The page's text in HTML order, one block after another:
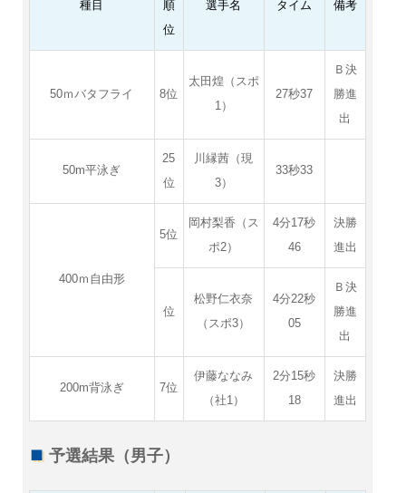
種目
順
位
選手名 タイム 備考
50ｍバタフライ 8位
太田煌（スポ
1）
27秒37
Ｂ決
勝進
出
50m平泳ぎ
25
位
川縁茜（現
3）
33秒33
400ｍ自由形
5位
岡村梨香（ス
ポ2）
4分17秒
46
決勝
進出
位
松野仁衣奈
（スポ3）
4分22秒
05
Ｂ決
勝進
出
200m背泳ぎ 7位
伊藤ななみ
（社1）
2分15秒
18
決勝
進出
予選結果（男子）